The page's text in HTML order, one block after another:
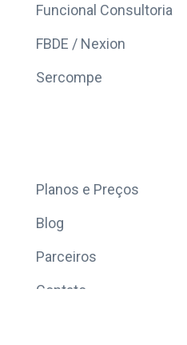
Funcional Consultoria
FBDE / Nexion
Sercompe
Planos e Preços
Blog
Parceiros
Contato